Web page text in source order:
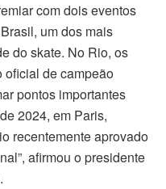
com dois eventos
um dos mais
do skate. No Rio, os
oficial de campeão
pontos importantes
2024, em Paris,
recentemente aprovado
afirmou o presidente